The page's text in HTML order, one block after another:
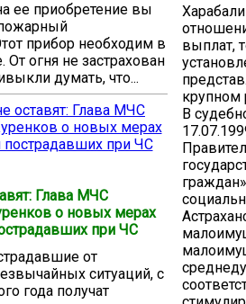
ее приобретение вы
пожарный
прибор необходим в
огня не застрахован
думать, что...
Глава МЧС
о новых мерах
при ЧС
от
ситуаций, с
года получат
выплат,
крупном
В